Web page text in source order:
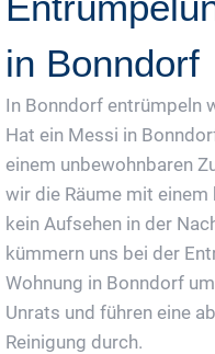
in Bonndorf
In Bonndorf entrümpeln
Hat ein Messi in
einem unbewohnbaren
wir die Räume mit
kein Aufsehen in der
kümmern uns bei der
Wohnung in Bonndorf
Unrats und führen eine
Reinigung durch.